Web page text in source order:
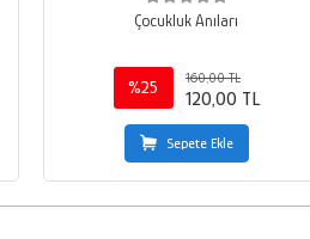
Çocukluk Anıları
%25
160,00 TL
120,00 TL
Sepete Ekle